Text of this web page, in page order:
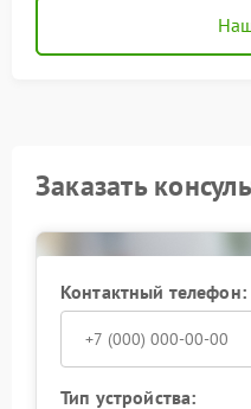
Заказать
Контактный телефон:
Тип устройства: